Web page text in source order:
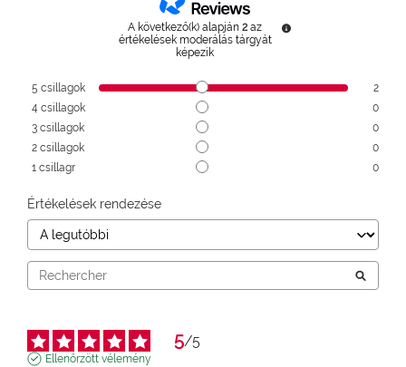
A következő(k) alapján 2 az
értékelések moderálás tárgyát
képezik
5 csillagok
2
4 csillagok
0
3 csillagok
0
2 csillagok
0
1 csillagr 0
Értékelések rendezése
5/5
Ellenőrzött vélemény